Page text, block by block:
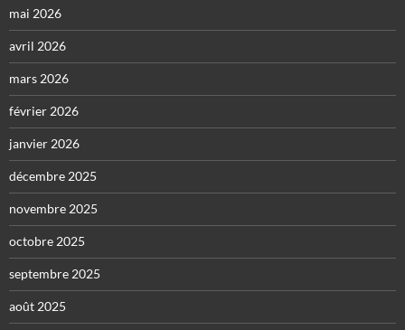
mai 2026
avril 2026
mars 2026
février 2026
janvier 2026
décembre 2025
novembre 2025
octobre 2025
septembre 2025
août 2025